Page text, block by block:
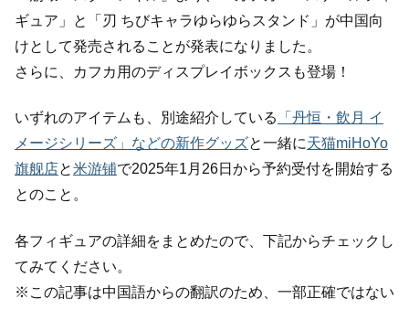
ギュア」と「刃 ちびキャラゆらゆらスタンド」が中国向
けとして発売されることが発表になりました。
さらに、カフカ用のディスプレイボックスも登場！
いずれのアイテムも、別途紹介している
「丹恒・飲月 イ
メージシリーズ」などの新作グッズと一緒に天猫miHoYo
旗舰店と米游铺で2025年1月26日から予約受付を開始する
とのこと。
各フィギュアの詳細をまとめたので、下記からチェックし
てみてください。
※この記事は中国語からの翻訳のため、一部正確ではない